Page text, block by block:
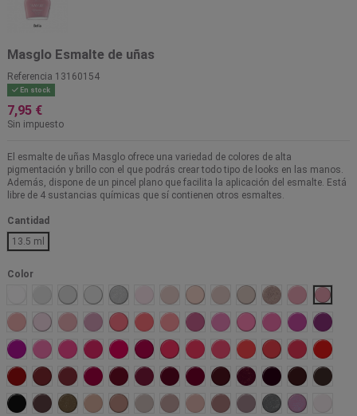
Masglo Esmalte de uñas
Referencia 13160154
En stock
7,95 €
Sin impuesto
El esmalte de uñas Masglo ofrece una variedad de colores de alta
pigmentación y brillo con el que podrás crear todo tipo de looks en las manos.
Además, dispone de un pincel plano que facilita la aplicación del esmalte. Está
libre de 4 sustancias químicas que sí contienen otros esmaltes.
Cantidad
13.5 ml
Color
LiberadaAngelicalEjecutivaBlanco Nacar
Novia PrisioneraFrancés Tierna AtrevidaRegia RebeldeBella
Amable Ilusión MimadaCandidataEmprendedora
CaprichosaProvocativa
Actual Trabajadora
ExtremaAmigableArtistica
Pícara EmocionalCautivadoraCampeonaRumberaChic Divina Ajena ImpactanteExplosivaFufurufaUrbana
Linda Fiesta Profesional
Torera Artista MalvadaMágica LujuriosaAusenteInsinuante
Golosa Gomela
Negro CreadoraGlamorosa
Diva IdealistaMatrimonioSofisticadaDominanteIntriganteVirginal Gitana Franca